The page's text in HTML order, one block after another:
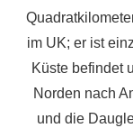
im UK; er ist
Küste befindet
Norden nach
und die